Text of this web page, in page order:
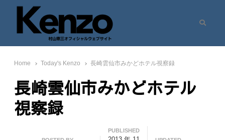
七転八起 – 村山憲三 Official Site
村山憲三ウェブサイト
Home Today's Kenzo 長崎雲仙市みかどホテル視察録
長崎雲仙市みかどホテル
視察録
PUBLISHED